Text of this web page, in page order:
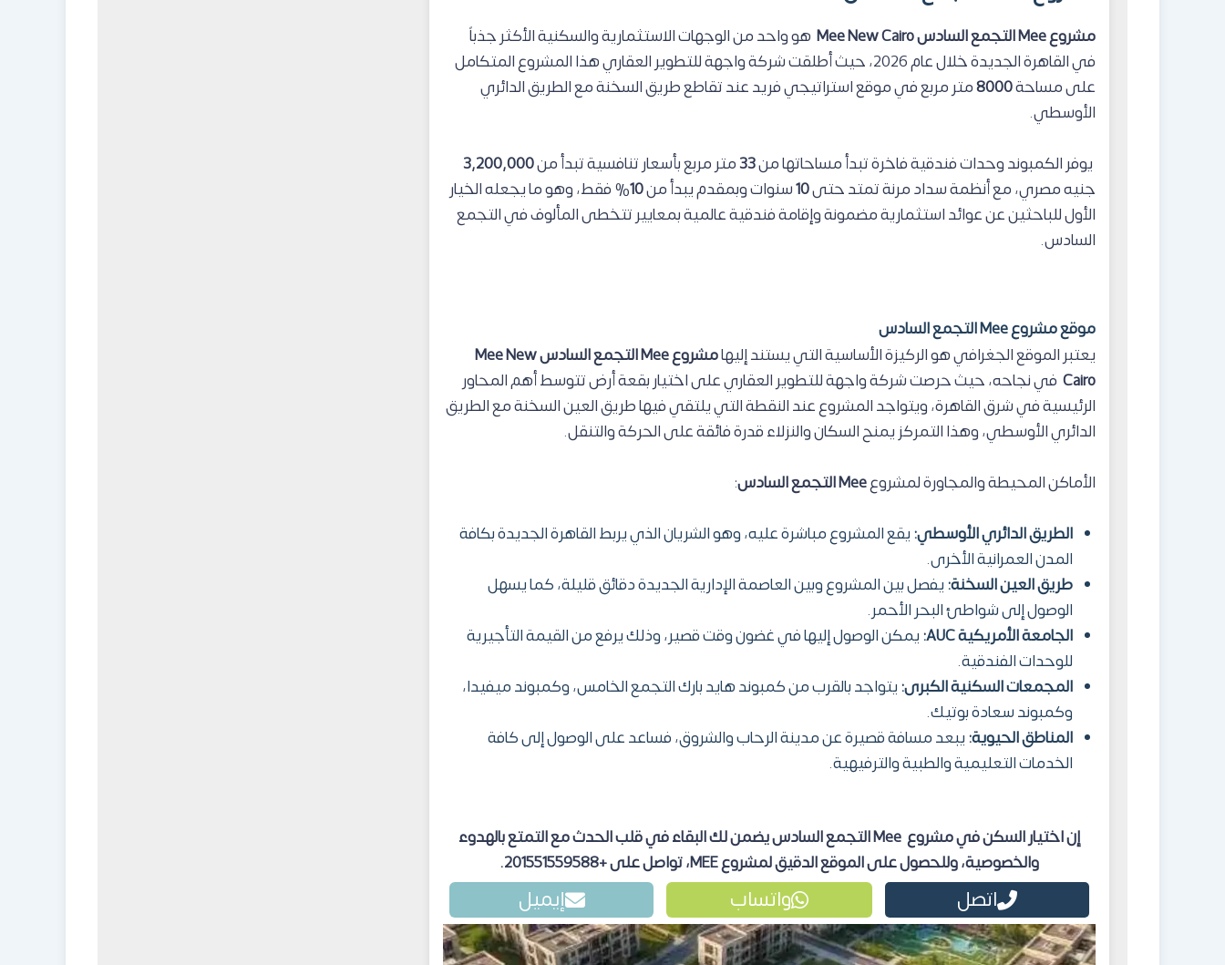
مشروع Mee التجمع السادس Mee New Cairo
هو واحد من الوجهات الاستثمارية والسكنية الأكثر جذباً
في القاهرة الجديدة خلال عام 2026، حيث أطلقت شركة واجهة للتطوير العقاري هذا المشروع المتكامل
على مساحة8000متر مربع في موقع استراتيجي فريد عند تقاطع طريق السخنة مع الطريق الدائري
الأوسطي.
يوفر الكمبوند وحدات فندقية فاخرة تبدأ مساحاتها من33متر مربع بأسعار تنافسية تبدأ من3,200,000
جنيه مصري، مع أنظمة سداد مرنة تمتد حتى10سنوات وبمقدم يبدأ من10% فقط، وهو ما يجعله الخيار
الأول للباحثين عن عوائد استثمارية مضمونة وإقامة فندقية عالمية بمعايير تتخطى المألوف في التجمع
السادس.
موقع مشروع Mee التجمع السادس
يعتبر الموقع الجغرافي هو الركيزة الأساسية التي يستند إليها
مشروع Mee التجمع السادس Mee New
Cairo في نجاحه، حيث حرصت شركة واجهة للتطوير العقاري على اختيار بقعة أرض تتوسط أهم المحاور
الرئيسية في شرق القاهرة، ويتواجد المشروع عند النقطة التي يلتقي فيها طريق العين السخنة مع الطريق
الدائري الأوسطي، وهذا التمركز يمنح السكان والنزلاء قدرة فائقة على الحركة والتنقل.
الأماكن المحيطة والمجاورة لمشروع
:
الطريق الدائري الأوسطي:يقع المشروع مباشرة عليه، وهو الشريان الذي يربط القاهرة الجديدة بكافة
المدن العمرانية الأخرى.
طريق العين السخنة:يفصل بين المشروع وبين العاصمة الإدارية الجديدة دقائق قليلة، كما يسهل
الوصول إلى شواطئ البحر الأحمر.
الجامعة الأمريكية AUC:
يمكن الوصول إليها في غضون وقت قصير، وذلك يرفع من القيمة التأجيرية
للوحدات الفندقية.
المجمعات السكنية الكبرى:يتواجد بالقرب من كمبوند هايد بارك التجمع الخامس، وكمبوند ميفيدا،
وكمبوند سعادة بوتيك.
المناطق الحيوية:يبعد مسافة قصيرة عن مدينة الرحاب والشروق، فساعد على الوصول إلى كافة
الخدمات التعليمية والطبية والترفيهية.
إن اختيار السكن في مشروع Mee التجمع السادس يضمن لك البقاء في قلب الحدث مع التمتع بالهدوء
والخصوصية، وللحصول على الموقع الدقيق لمشروع MEE، تواصل على +201551559588.
اتصل واتساب إيميل